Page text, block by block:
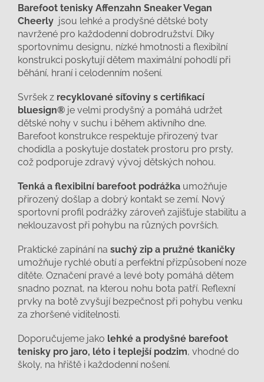
Barefoot tenisky Affenzahn Sneaker Vegan
Cheerly jsou lehké a prodyšné dětské boty
navržené pro každodenní dobrodružství. Díky
sportovnímu designu, nízké hmotnosti a flexibilní
konstrukci poskytují dětem maximální pohodlí při
běhání, hraní i celodenním nošení.
Svršek z recyklované síťoviny s certifikací
bluesign® je velmi prodyšný a pomáhá udržet
dětské nohy v suchu i během aktivního dne.
Barefoot konstrukce respektuje přirozený tvar
chodidla a poskytuje dostatek prostoru pro prsty,
což podporuje zdravý vývoj dětských nohou.
Tenká a flexibilní barefoot podrážka umožňuje
přirozený došlap a dobrý kontakt se zemí. Nový
sportovní profil podrážky zároveň zajišťuje stabilitu a
neklouzavost při pohybu na různých površích.
Praktické zapínání na suchý zip a pružné tkaničky
umožňuje rychlé obutí a perfektní přizpůsobení noze
dítěte. Označení pravé a levé boty pomáhá dětem
snadno poznat, na kterou nohu bota patří. Reflexní
prvky na botě zvyšují bezpečnost při pohybu venku
za zhoršené viditelnosti.
Doporučujeme jako lehké a prodyšné barefoot
tenisky pro jaro, léto i teplejší podzim, vhodné do
školy, na hřiště i každodenní nošení.